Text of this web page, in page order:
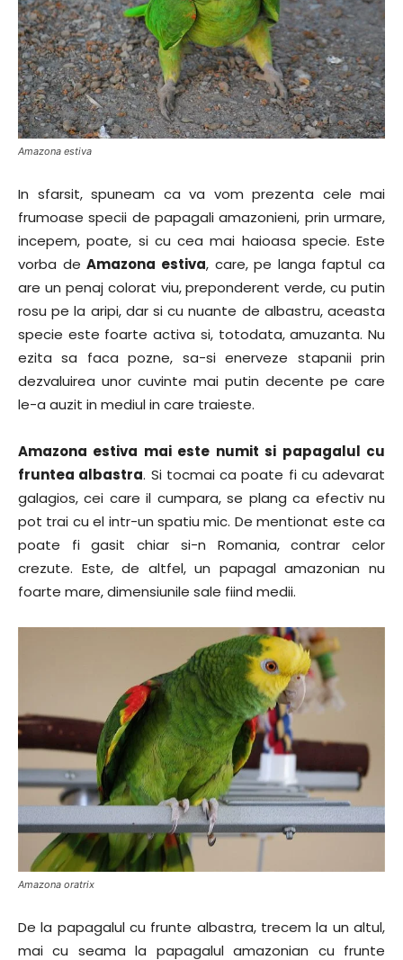
Amazona estiva
In sfarsit, spuneam ca va vom prezenta cele mai
frumoase specii de papagali amazonieni, prin urmare,
incepem, poate, si cu cea mai haioasa specie. Este
vorba deAmazona estiva, care, pe langa faptul ca
are un penaj colorat viu, preponderent verde, cu putin
rosu pe la aripi, dar si cu nuante de albastru, aceasta
specie este foarte activa si, totodata, amuzanta. Nu
ezita sa faca pozne, sa-si enerveze stapanii prin
dezvaluirea unor cuvinte mai putin decente pe care
le-a auzit in mediul in care traieste.
Amazona estiva mai este numit si papagalul cu
fruntea albastra. Si tocmai ca poate fi cu adevarat
galagios, cei care il cumpara, se plang ca efectiv nu
pot trai cu el intr-un spatiu mic. De mentionat este ca
poate fi gasit chiar si-n Romania, contrar celor
crezute. Este, de altfel, un papagal amazonian nu
foarte mare, dimensiunile sale fiind medii.
Amazona oratrix
De la papagalul cu frunte albastra, trecem la un altul,
mai cu seama la papagalul amazonian cu frunte